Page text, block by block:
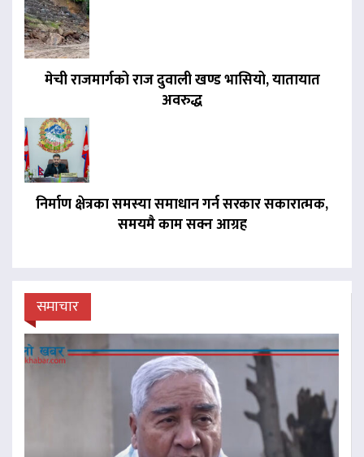
मेची राजमार्गको राज दुवाली खण्ड भासियो, यातायात
अवरुद्ध
निर्माण क्षेत्रका समस्या समाधान गर्न सरकार सकारात्मक,
समयमै काम सक्न आग्रह
समाचार